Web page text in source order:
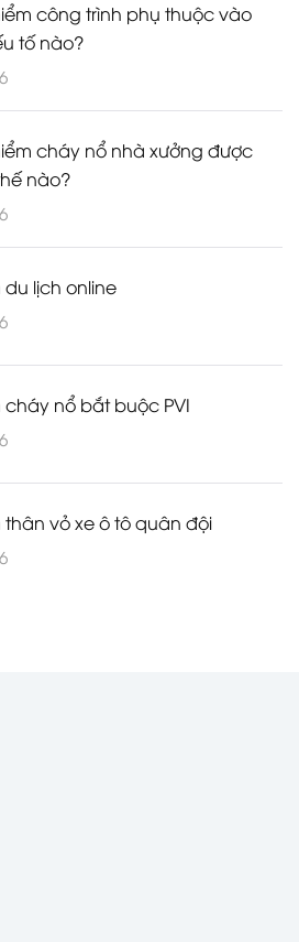
công trình phụ thuộc vào
tố nào?
cháy nổ nhà xưởng được
nào?
du lịch online
cháy nổ bắt buộc PVI
thân vỏ xe ô tô quân đội